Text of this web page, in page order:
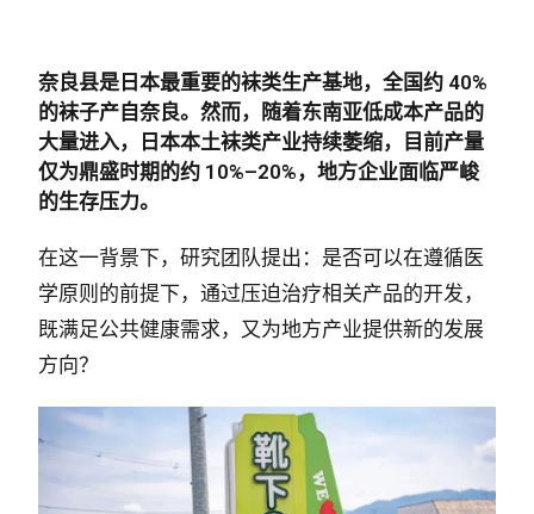
奈良县是日本最重要的袜类生产基地，全国约 40%
的袜子产自奈良。然而，随着东南亚低成本产品的
大量进入，日本本土袜类产业持续萎缩，目前产量
仅为鼎盛时期的约 10%–20% ，地方企业面临严峻
的生存压力。
在这一背景下，研究团队提出：是否可以在遵循医
学原则的前提下，通过压迫治疗相关产品的开发，
既满足公共健康需求，又为地方产业提供新的发展
方向？